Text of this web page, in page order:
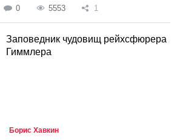
0 5553 1
Заповедник чудовищ рейхсфюрера
Гиммлера
Борис Хавкин